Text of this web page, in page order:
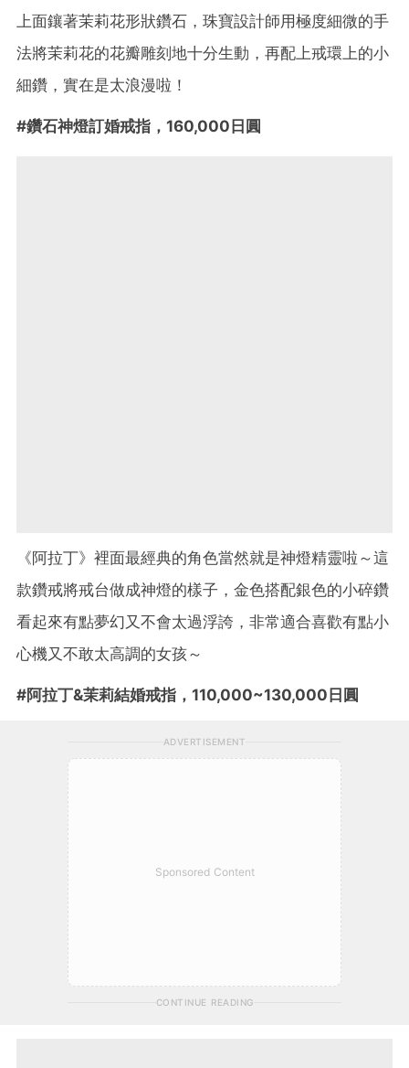
上面鑲著茉莉花形狀鑽石，珠寶設計師用極度細微的手
法將茉莉花的花瓣雕刻地十分生動，再配上戒環上的小
細鑽，實在是太浪漫啦！
#鑽石神燈訂婚戒指，160,000日圓
《阿拉丁》裡面最經典的角色當然就是神燈精靈啦～這
款鑽戒將戒台做成神燈的樣子，金色搭配銀色的小碎鑽
看起來有點夢幻又不會太過浮誇，非常適合喜歡有點小
心機又不敢太高調的女孩～
#阿拉丁&茉莉結婚戒指，110,000~130,000日圓
ADVERTISEMENT
Sponsored Content
CONTINUE READING